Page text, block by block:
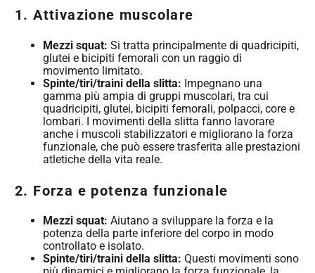
1. Attivazione muscolare
Mezzi squat: Si tratta principalmente di quadricipiti,
glutei e bicipiti femorali con un raggio di
movimento limitato.
Spinte/tiri/traini della slitta: Impegnano una
gamma più ampia di gruppi muscolari, tra cui
quadricipiti, glutei, bicipiti femorali, polpacci, core e
lombari. I movimenti della slitta fanno lavorare
anche i muscoli stabilizzatori e migliorano la forza
funzionale, che può essere trasferita alle prestazioni
atletiche della vita reale.
2. Forza e potenza funzionale
Mezzi squat: Aiutano a sviluppare la forza e la
potenza della parte inferiore del corpo in modo
controllato e isolato.
Spinte/tiri/traini della slitta: Questi movimenti sono